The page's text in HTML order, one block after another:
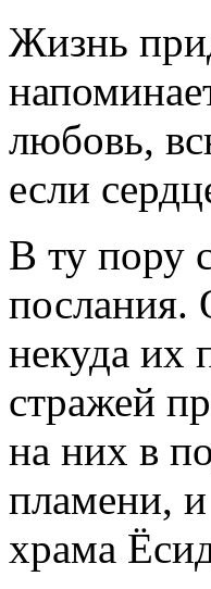
Жизнь
любовь,
если
В ту пору
посла­ния.
некуда их
стражей
на них в
пламени, и
храма